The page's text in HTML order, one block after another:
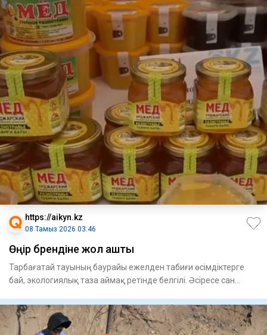
https://aikyn.kz
08 Тамыз 2026 03:46
Өңір брендіне жол ашты
Тарбағатай тауының баурайы ежелден табиғи өсімдіктерге
бай, экологиялық таза аймақ ретінде белгілі. Әсіресе сан